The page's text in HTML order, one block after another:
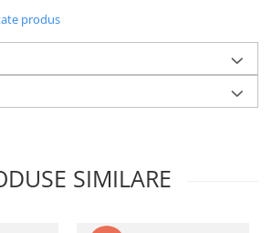
produs
SIMILARE